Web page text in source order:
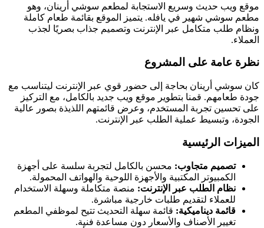
موقع ويب حديث وسريع الاستجابة لمطعم سوشي أرينان، وهو
مطعم سوشي شهير في يافله. يتميز الموقع بقائمة طعام كاملة
ونظام طلب متكامل عبر الإنترنت وتصميم جذاب بصريًا لجذب
العملاء.
نظرة عامة على المشروع
كان سوشي أرينان بحاجة إلى حضور قوي عبر الإنترنت ليتناسب مع
جودة طعامهم. قمنا بتطوير موقع ويب جديد بالكامل، مع التركيز
على تحسين تجربة المستخدم، وعرض قائمتهم اللذيذة بصور عالية
الجودة، وتبسيط عملية الطلب عبر الإنترنت.
الميزات الرئيسية
تصميم متجاوب: محسن بالكامل لتجربة سلسة على أجهزة
الكمبيوتر المكتبية والأجهزة اللوحية والهواتف المحمولة.
نظام الطلب عبر الإنترنت: منصة متكاملة وسهلة الاستخدام
للعملاء لتقديم طلبات خارجية مباشرة.
قائمة ديناميكية: قائمة سهلة التحديث تتيح لموظفي المطعم
تغيير الأصناف والأسعار دون مساعدة فنية.